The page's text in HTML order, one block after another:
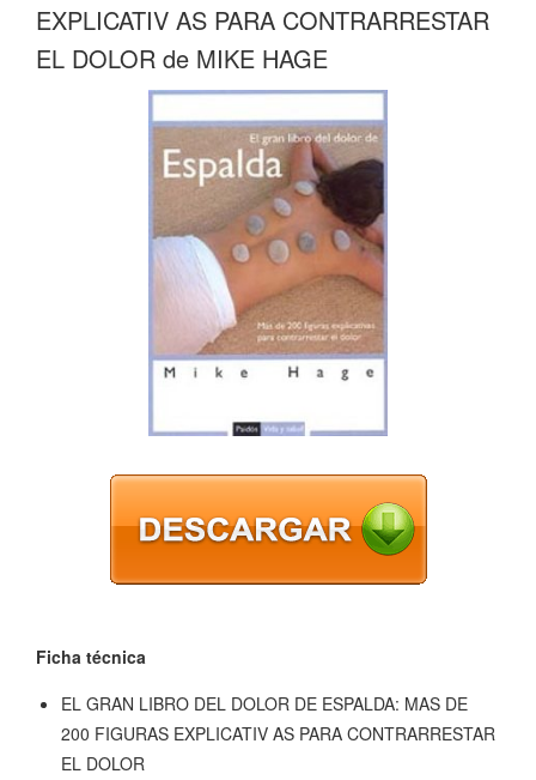
EXPLICATIV AS PARA CONTRARRESTAR
EL DOLOR de MIKE HAGE
Ficha técnica
EL GRAN LIBRO DEL DOLOR DE ESPALDA: MAS DE
200 FIGURAS EXPLICATIV AS PARA CONTRARRESTAR
EL DOLOR